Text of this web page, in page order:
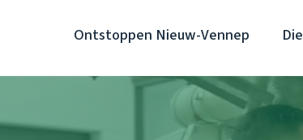
Ontstoppen Nieuw-Vennep